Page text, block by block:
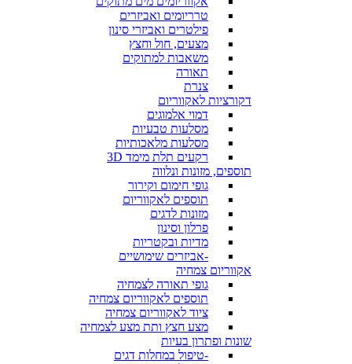
טרריומים ואביזרים
פילטרים ואביזרי סינון
מצעים, חול וחצץ
משאבות למתוקים
תאורה
צנרת
דקורציות לאקווריום
דמוי אלמוגים
מסלעות טבעיות
מסלעות מלאכותיות
רקעים תלת מימד 3D
תוספים, מזונות ונלווה
גופי חימום וקירור
תוספים לאקווריום
מזונות לדגים
פרלון וסינון
מדיות ובקטריות
-אביזרים שימושיים
אקווריום צמחיה
גופי תאורה לצמחיה
תוספים לאקווריום צמחיה
ציוד לאקווריום צמחיה
מצע חצץ ותת מצע לצמחיה
שונות ופתרון בעיות
-טיפול במחלות דגים